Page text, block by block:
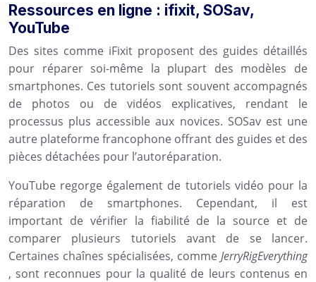
Ressources en ligne : ifixit, SOSav,
YouTube
Des sites comme iFixit proposent des guides détaillés
pour réparer soi-même la plupart des modèles de
smartphones. Ces tutoriels sont souvent accompagnés
de photos ou de vidéos explicatives, rendant le
processus plus accessible aux novices. SOSav est une
autre plateforme francophone offrant des guides et des
pièces détachées pour l’autoréparation.
YouTube regorge également de tutoriels vidéo pour la
réparation de smartphones. Cependant, il est
important de vérifier la fiabilité de la source et de
comparer plusieurs tutoriels avant de se lancer.
Certaines chaînes spécialisées, comme JerryRigEverything
, sont reconnues pour la qualité de leurs contenus en